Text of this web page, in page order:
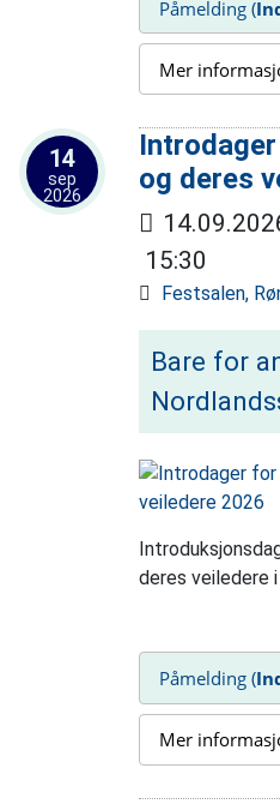
Påmelding (
Mer
14
sep
2026
og deres
15:30
Festsalen,
Bare for
deres veiledere i
Påmelding (
Mer